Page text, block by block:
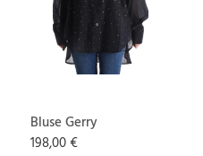
Bluse Gerry
198,00 €